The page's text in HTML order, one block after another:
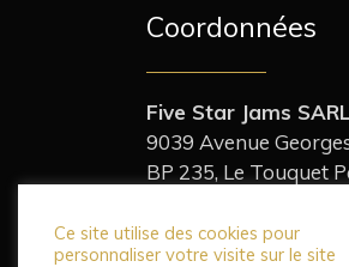
Coordonnées
Five Star Jams SARL
9039 Avenue
BP 235, Le Touquet
+33 (0)3 21 94 90 00
Ce site utilise des cookies pour
personnaliser votre visite sur le site